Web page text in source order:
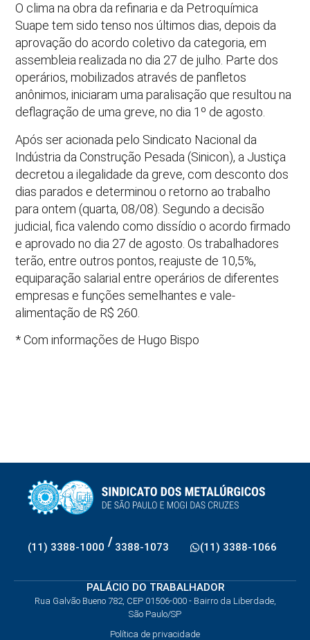
O clima na obra da refinaria e da Petroquímica
Suape tem sido tenso nos últimos dias, depois da
aprovação do acordo coletivo da categoria, em
assembleia realizada no dia 27 de julho. Parte dos
operários, mobilizados através de panfletos
anônimos, iniciaram uma paralisação que resultou na
deflagração de uma greve, no dia 1º de agosto.
Após ser acionada pelo Sindicato Nacional da
Indústria da Construção Pesada (Sinicon), a Justiça
decretou a ilegalidade da greve, com desconto dos
dias parados e determinou o retorno ao trabalho
para ontem (quarta, 08/08). Segundo a decisão
judicial, fica valendo como dissídio o acordo firmado
e aprovado no dia 27 de agosto. Os trabalhadores
terão, entre outros pontos, reajuste de 10,5%,
equiparação salarial entre operários de diferentes
empresas e funções semelhantes e vale-
alimentação de R$ 260.
* Com informações de Hugo Bispo
(11) 3388-1000 / 3388-1073 (11) 3388-1066
PALÁCIO DO TRABALHADOR
Rua Galvão Bueno 782, CEP 01506-000 - Bairro da Liberdade,
São Paulo/SP
Política de privacidade